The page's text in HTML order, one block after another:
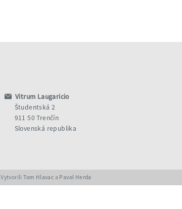
Vitrum Laugaricio
Študentská 2
911 50 Trenčín
Slovenská republika
VytvoriliTom Hlavac a Pavol Herda